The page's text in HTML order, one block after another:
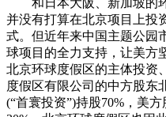
和日本大阪、新加坡的环
并没有打算在北京项目上投
式。但近年来中国主题公园
球项目的全力支持，让美方
北京环球度假区的主体投资
度假区有限公司的中方股东
(“首寰投资”)持股70%，美